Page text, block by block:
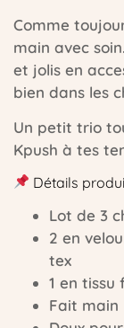
Comme
main avec
et jolis en
bien dans les
Un petit trio
Kpush à tes
Détails
Lot de 3
2 en
tex
1 en tissu
Fait main